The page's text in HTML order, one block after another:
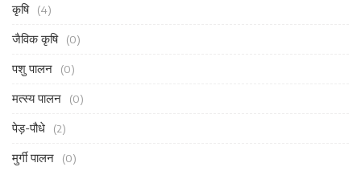
कृषि (4)
जैविक कृषि (0)
पशु पालन (0)
मत्स्य पालन (0)
पेड़-पौधे (2)
मुर्गी पालन (0)